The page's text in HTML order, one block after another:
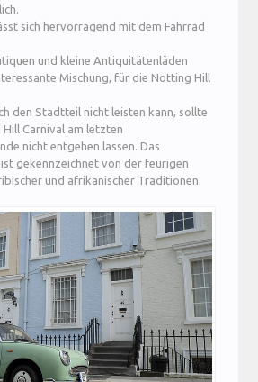
sich hervorragend mit dem Fahrrad
und kleine Antiquitätenläden
Mischung, für die Notting Hill
den Stadtteil nicht leisten kann, sollte
Carnival am letzten
nicht entgehen lassen. Das
gekennzeichnet von der feurigen
und afrikanischer Traditionen.